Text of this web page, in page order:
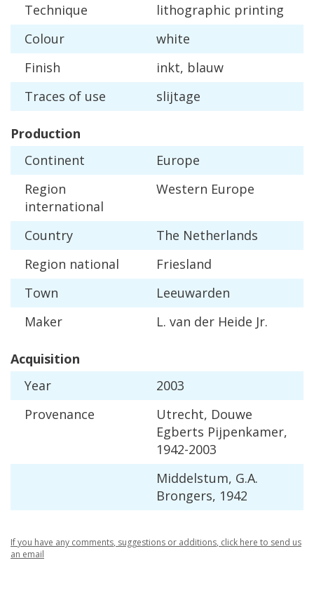
Technique
lithographic printing
Colour
white
Finish
inkt, blauw
Traces of use slijtage
Production
Continent
Europe
Region
international
Western Europe
Country The Netherlands
Region national
Friesland
Town
Leeuwarden
Maker
L. van der Heide Jr.
Acquisition
Year
2003
Provenance
Utrecht, Douwe
Egberts Pijpenkamer,
1942-2003
Middelstum, G.A.
Brongers, 1942
Ifyou have any comments, suggestions or additions, click here to send us
an email